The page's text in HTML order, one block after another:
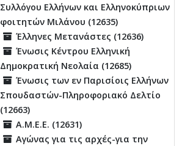
Συλλόγου Ελλήνων και Ελληνοκύπριων
φοιτητών Μιλάνου (12635)
Έλληνες Μετανάστες (12636)
Ένωσις Κέντρου Ελληνική
Δημοκρατική Νεολαία (12685)
Ένωσις των εν Παρισίοις Ελλήνων
Σπουδαστών-Πληροφοριακό Δελτίο
(12663)
Α.Μ.Ε.Ε. (12631)
Αγώνας για τις αρχές-για την